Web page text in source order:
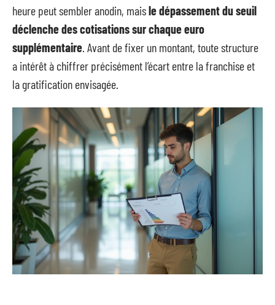
heure peut sembler anodin, maisle dépassement du seuil
déclenche des cotisations sur chaque euro
supplémentaire. Avant de fixer un montant, toute structure
a intérêt à chiffrer précisément l’écart entre la franchise et
la gratification envisagée.